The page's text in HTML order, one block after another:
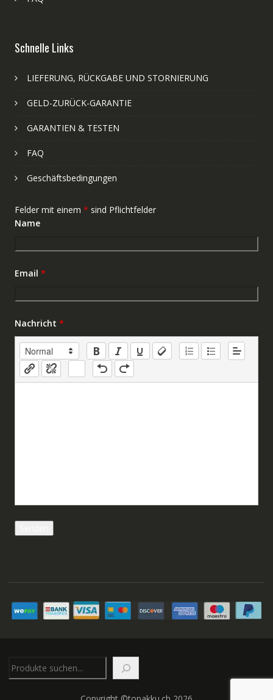
Schnelle Links
LIEFERUNG, RÜCKGABE UND STORNIERUNG
GELD-ZURÜCK-GARANTIE
GARANTIEN & TESTEN
FAQ
Geschäftsbedingungen
Felder mit einem * sind Pflichtfelder
Name
Email *
Nachricht *